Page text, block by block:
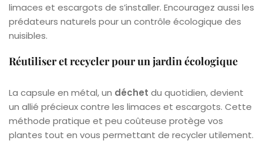
limaces et escargots de s’installer. Encouragez aussi les
prédateurs naturels pour un contrôle écologique des
nuisibles.
Réutiliser et recycler pour un jardin écologique
La capsule en métal, un déchet du quotidien, devient
un allié précieux contre les limaces et escargots. Cette
méthode pratique et peu coûteuse protège vos
plantes tout en vous permettant de recycler utilement.